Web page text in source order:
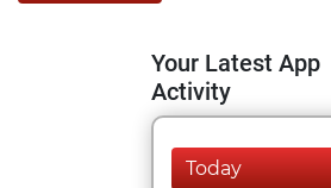
Your Latest App
Activity
Today